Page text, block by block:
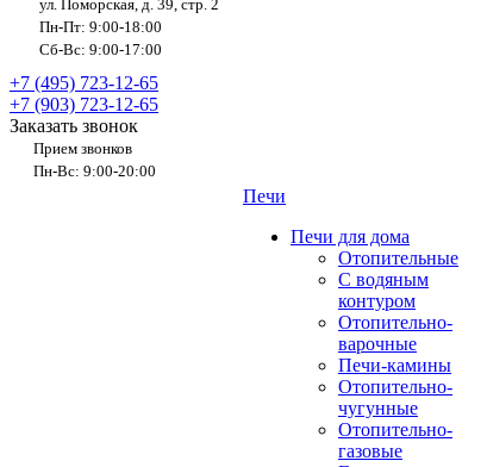
ул. Поморская, д. 39, стр. 2
Пн-Пт: 9:00-18:00
Сб-Вс: 9:00-17:00
+7 (495) 723-12-65
+7 (903) 723-12-65
Заказать звонок
Прием звонков
Пн-Вс: 9:00-20:00
Печи
Печи для дома
Отопительные
C водяным
контуром
Отопительно-
варочные
Печи-камины
Отопительно-
чугунные
Отопительно-
газовые